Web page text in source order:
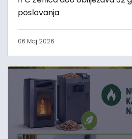
poslovanja
06 Maj 2026